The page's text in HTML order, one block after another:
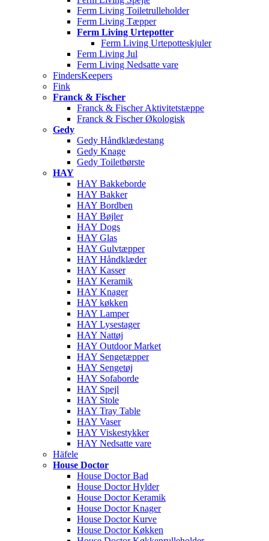
Ferm Living Toiletrulleholder
Ferm Living Tæpper
Ferm Living Urtepotter
Ferm Living Urtepotteskjuler
Ferm Living Jul
Ferm Living Nedsatte vare
FindersKeepers
Fink
Franck & Fischer
Franck & Fischer Aktivitetstæppe
Franck & Fischer Økologisk
Gedy
Gedy Håndklædestang
Gedy Knage
Gedy Toiletbørste
HAY
HAY Bakkeborde
HAY Bakker
HAY Bordben
HAY Bøjler
HAY Dogs
HAY Glas
HAY Gulvtæpper
HAY Håndklæder
HAY Kasser
HAY Keramik
HAY Knager
HAY køkken
HAY Lamper
HAY Lysestager
HAY Nattøj
HAY Outdoor Market
HAY Sengetæpper
HAY Sengetøj
HAY Sofaborde
HAY Spejl
HAY Stole
HAY Tray Table
HAY Vaser
HAY Viskestykker
HAY Nedsatte vare
Häfele
House Doctor
House Doctor Bad
House Doctor Hylder
House Doctor Keramik
House Doctor Knager
House Doctor Kurve
House Doctor Køkken